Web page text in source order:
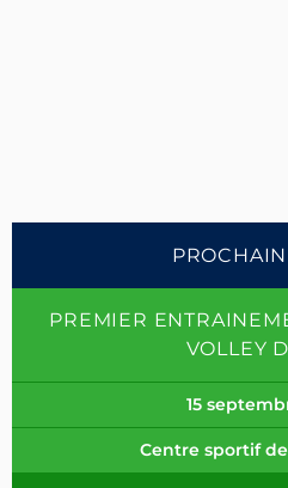
PREMIER
VOLLEY
15
Centre sportif